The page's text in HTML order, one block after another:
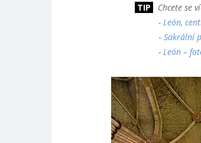
TIP
Chcete se
- León,
- Sakrální
- León –